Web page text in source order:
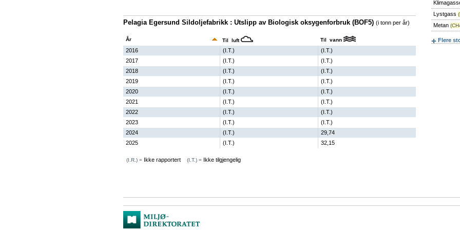
Pelagia Egersund Sildoljefabrikk : Utslipp av Biologisk oksygenforbruk (BOF5) (i tonn per år)
År Til luft Til vann
2016 (I.T.)
(I.T.)
2017
(I.T.)
(I.T.)
2018
(I.T.)
(I.T.)
2019
(I.T.)
(I.T.)
2020
(I.T.)
(I.T.)
2021
(I.T.)
(I.T.)
2022
(I.T.)
(I.T.)
2023
(I.T.)
(I.T.)
2024
(I.T.)
29,74
2025
(I.T.) 32,15
(I.R.) = Ikke rapportert (I.T.) = Ikke tilgjengelig
Lystgass
Metan
Flere